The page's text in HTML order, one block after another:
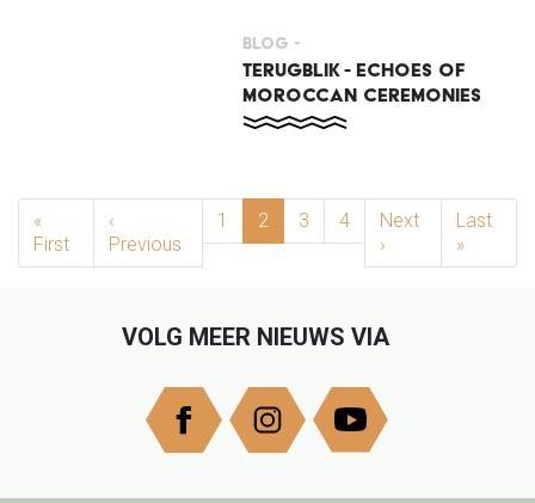
Blog -
TERUGBLIK - ECHOES OF
MOROCCAN CEREMONIES
PAGINERING
«
First First page
‹
Previous Previous page
1 2 3 4
Next
› Next page
Last
»Last
VOLG MEER NIEUWS VIA